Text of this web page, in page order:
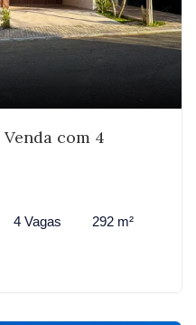
com 4
4 Vagas 292 m²